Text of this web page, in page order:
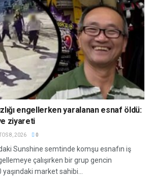
engellerken yaralanan esnaf öldü:
ziyareti
8, 2026 0
Sunshine semtinde komşu esnafın iş
çalışırken bir grup gencin
yaşındaki market sahibi...